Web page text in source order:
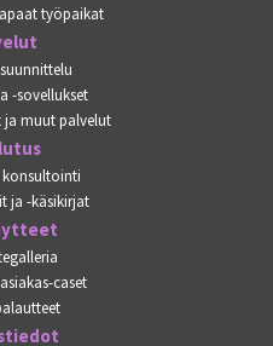
työpaikat
-sovellukset
muut palvelut
ja -käsikirjat
caset